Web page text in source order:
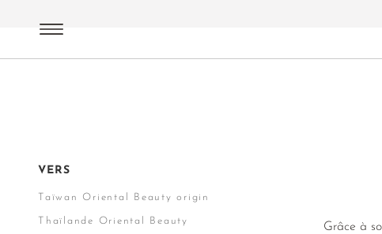
Grâce à
VERS
Taïwan Oriental Beauty original
Thaïlande Oriental Beauty